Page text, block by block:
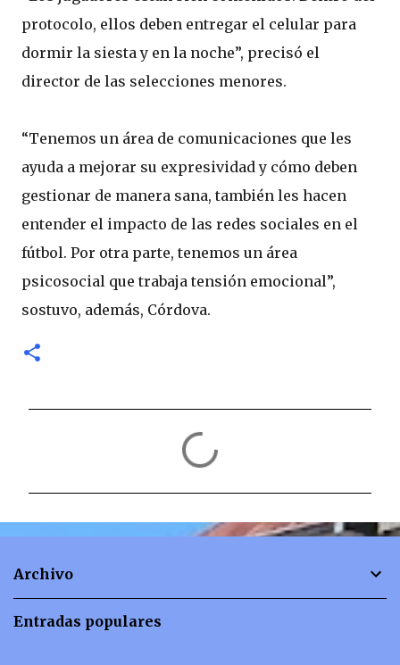
protocolo, ellos deben entregar el celular para
dormir la siesta y en la noche”, precisó el
director de las selecciones menores.
“Tenemos un área de comunicaciones que les
ayuda a mejorar su expresividad y cómo deben
gestionar de manera sana, también les hacen
entender el impacto de las redes sociales en el
fútbol. Por otra parte, tenemos un área
psicosocial que trabaja tensión emocional”,
sostuvo, además, Córdova.
Archivo
Entradas populares